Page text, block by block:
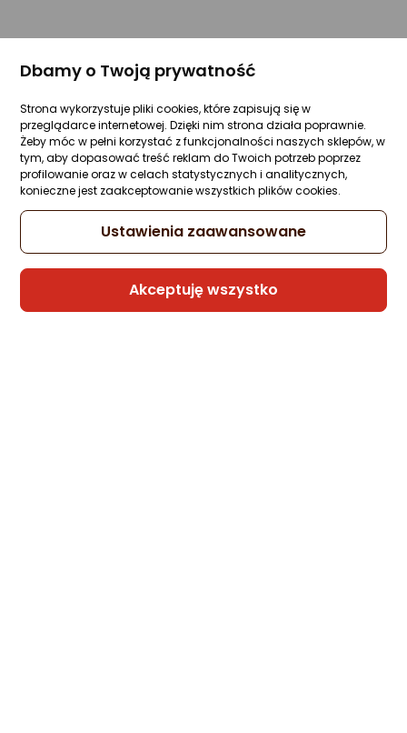
Dbamy o Twoją prywatność
Strona wykorzystuje pliki cookies, które zapisują się w
przeglądarce internetowej. Dzięki nim strona działa poprawnie.
Żeby móc w pełni korzystać z funkcjonalności naszych sklepów, w
tym, aby dopasować treść reklam do Twoich potrzeb poprzez
profilowanie oraz w celach statystycznych i analitycznych,
konieczne jest zaakceptowanie wszystkich plików cookies.
Ustawienia zaawansowane
Akceptuję wszystko